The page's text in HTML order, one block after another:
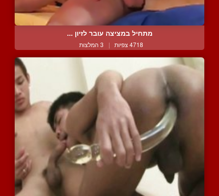
מתחיל במציצה עובר לזיון ...
4718 צפיות | 3 המלצות